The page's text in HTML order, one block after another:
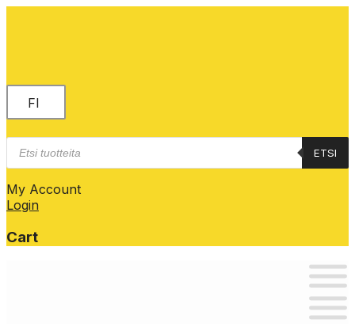
FI
Products
search
ETSI
My Account
Login
Cart